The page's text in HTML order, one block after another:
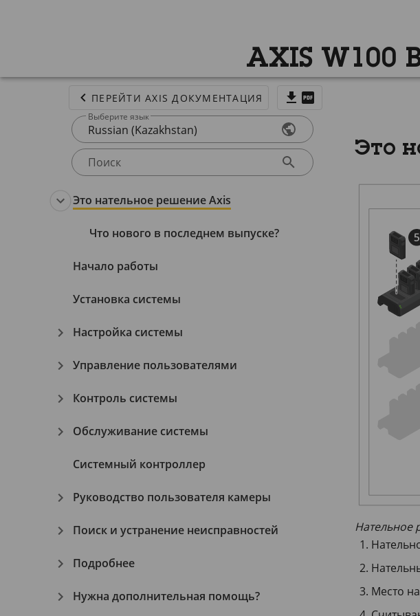
AXIS W100
ПЕРЕЙТИ AXIS ДОКУМЕНТАЦИЯ
Выберите язык
Russian (Kazakhstan)
Поиск
Это нательное решение Axis
Что нового в последнем выпуске?
Начало работы
Установка системы
Настройка системы
Управление пользователями
Контроль системы
Обслуживание системы
Системный контроллер
Руководство пользователя камеры
Поиск и устранение неисправностей
Подробнее
Нужна дополнительная помощь?
Это
Нательное
Место